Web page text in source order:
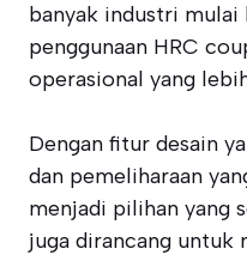
banyak industri mulai
penggunaan HRC
operasional yang
Dengan fitur desain
dan pemeliharaan
menjadi pilihan yang
juga dirancang untuk